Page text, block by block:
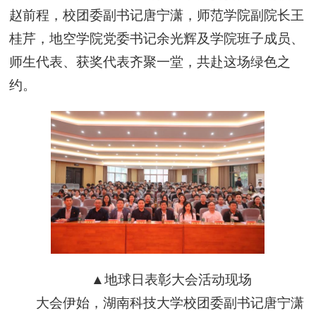
赵前程，校团委副书记唐宁潇，师范学院副院长王
桂芹，地空学院党委书记余光辉及学院班子成员、
师生代表、获奖代表齐聚一堂，共赴这场绿色之
约。
▲地球日表彰大会活动现场
大会伊始，湖南科技大学校团委副书记唐宁潇